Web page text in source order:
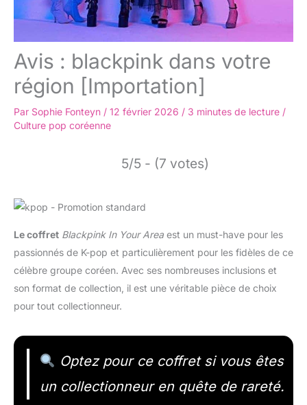
Avis : blackpink dans votre
région [Importation]
Par Sophie Fonteyn / 12 février 2026 / 3 minutes de lecture /
Culture pop coréenne
5/5 - (7 votes)
Le coffret Blackpink In Your Area est un must-have pour les
passionnés de K-pop et particulièrement pour les fidèles de ce
célèbre groupe coréen. Avec ses nombreuses inclusions et
son format de collection, il est une véritable pièce de choix
pour tout collectionneur.
Optez pour ce coffret si vous êtes
un collectionneur en quête de rareté.